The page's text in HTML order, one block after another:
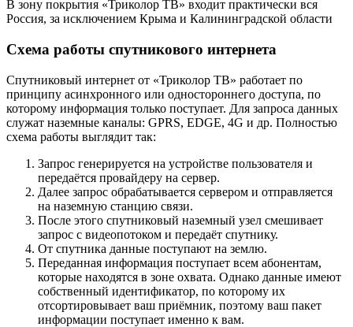
В зону покрытия «Триколор ТВ» входит практически вся
Россия, за исключением Крыма и Калининградской области
Схема работы спутникового интернета
Спутниковый интернет от «Триколор ТВ» работает по
принципу асинхронного или одностороннего доступа, по
которому информация только поступает. Для запроса данных
служат наземные каналы: GPRS, EDGE, 4G и др. Полностью
схема работы выглядит так:
Запрос генерируется на устройстве пользователя и
передаётся провайдеру на сервер.
Далее запрос обрабатывается сервером и отправляется
на наземную станцию связи.
После этого спутниковый наземный узел смешивает
запрос с видеопотоком и передаёт спутнику.
От спутника данные поступают на землю.
Переданная информация поступает всем абонентам,
которые находятся в зоне охвата. Однако данные имеют
собственный идентификатор, по которому их
отсортировывает ваш приёмник, поэтому ваш пакет
информации поступает именно к вам.